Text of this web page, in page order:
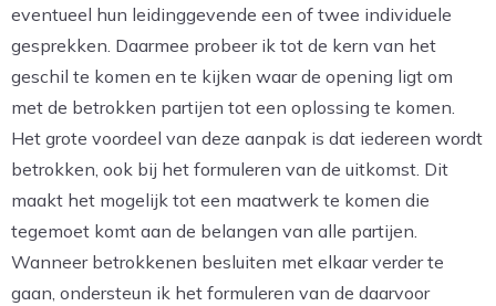
eventueel hun leidinggevende een of twee individuele
gesprekken. Daarmee probeer ik tot de kern van het
geschil te komen en te kijken waar de opening ligt om
met de betrokken partijen tot een oplossing te komen.
Het grote voordeel van deze aanpak is dat iedereen wordt
betrokken, ook bij het formuleren van de uitkomst. Dit
maakt het mogelijk tot een maatwerk te komen die
tegemoet komt aan de belangen van alle partijen.
Wanneer betrokkenen besluiten met elkaar verder te
gaan, ondersteun ik het formuleren van de daarvoor